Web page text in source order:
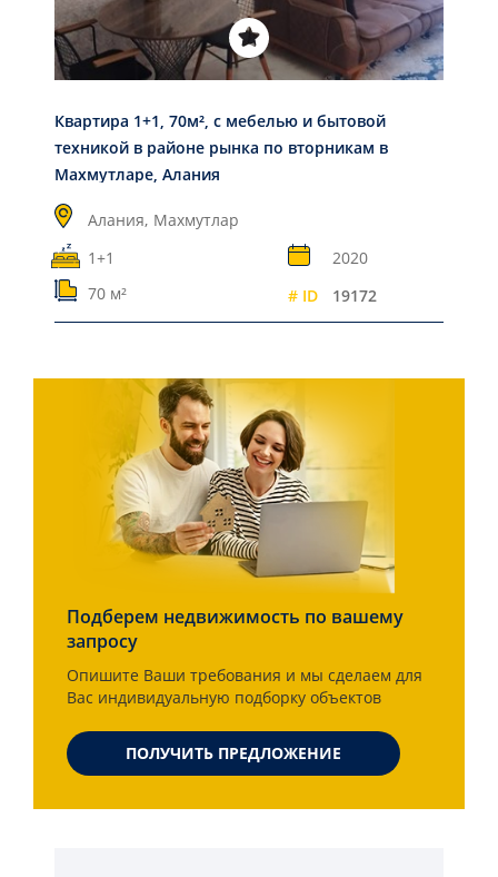
Квартира 1+1, 70м², с мебелью и бытовой
техникой в районе рынка по вторникам в
Махмутларе, Алания
Алания, Махмутлар
1+1
2020
70 м²
# ID 19172
Подберем недвижимость по вашему
запросу
Опишите Ваши требования и мы сделаем для
Вас индивидуальную подборку объектов
ПОЛУЧИТЬ ПРЕДЛОЖЕНИЕ